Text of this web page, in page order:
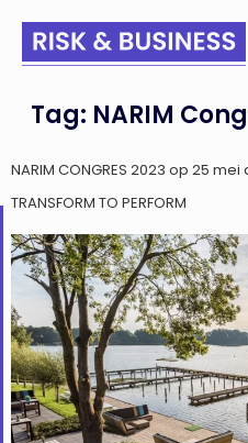
Tag: NARIM
NARIM CONGRES 2023 op 25
TRANSFORM TO PERFORM